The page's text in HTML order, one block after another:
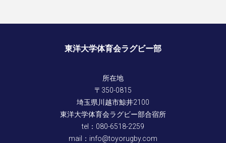
東洋大学体育会ラグビー部
所在地
〒350-0815
埼玉県川越市鯨井2100
東洋大学体育会ラグビー部合宿所
tel：080-6518-2259
mail：info@toyorugby.com